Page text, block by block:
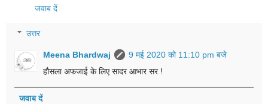
जवाब दें
उत्तर
Meena Bhardwaj
9 मई 2020 को 11:10 pm बजे
हौसला अफजाई के लिए सादर आभार सर !
जवाब दें